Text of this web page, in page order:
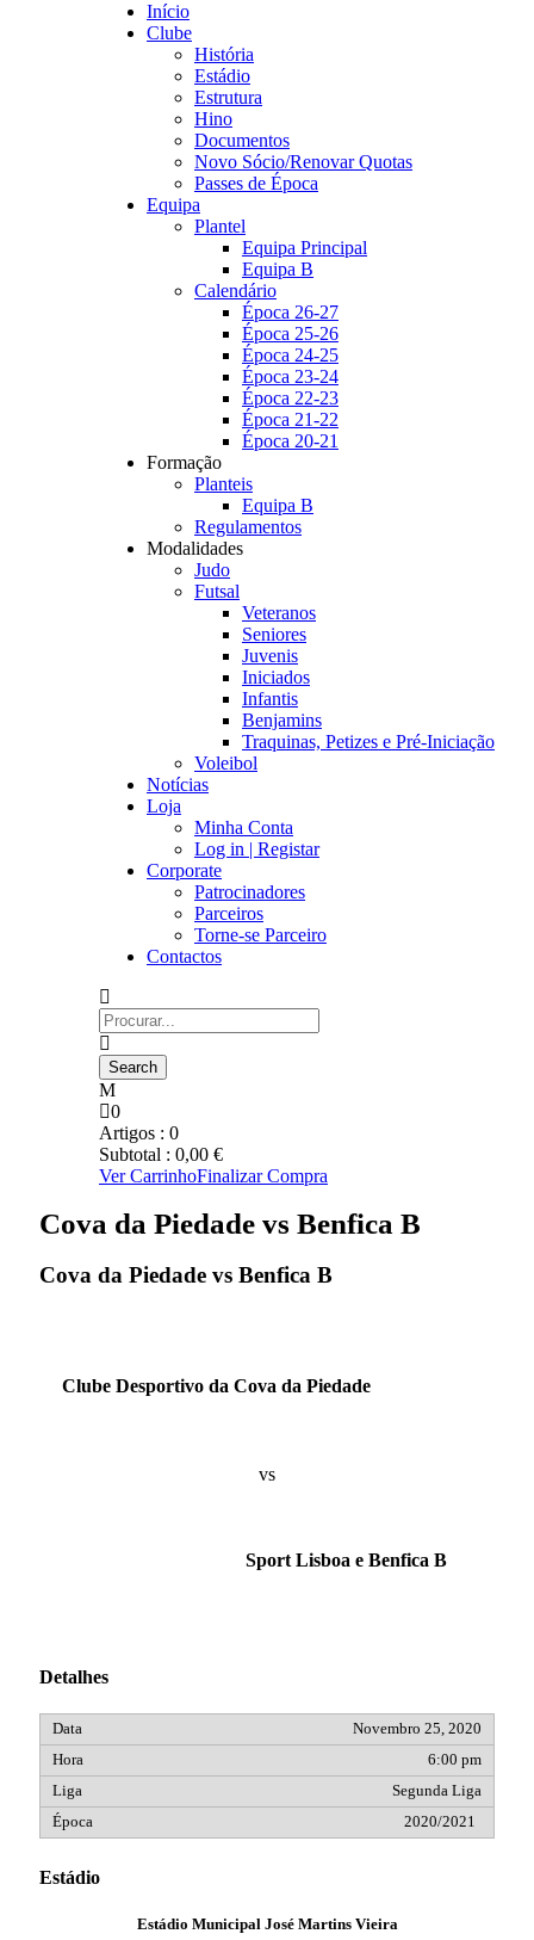
Início
Clube
História
Estádio
Estrutura
Hino
Documentos
Novo Sócio/Renovar Quotas
Passes de Época
Equipa
Plantel
Equipa Principal
Equipa B
Calendário
Época 26-27
Época 25-26
Época 24-25
Época 23-24
Época 22-23
Época 21-22
Época 20-21
Formação
Planteis
Equipa B
Regulamentos
Modalidades
Judo
Futsal
Veteranos
Seniores
Juvenis
Iniciados
Infantis
Benjamins
Traquinas, Petizes e Pré-Iniciação
Voleibol
Notícias
Loja
Minha Conta
Log in | Registar
Corporate
Patrocinadores
Parceiros
Torne-se Parceiro
Contactos
0
Artigos : 0
Subtotal : 0,00 €
Ver CarrinhoFinalizar Compra
Cova da Piedade vs Benfica B
Cova da Piedade vs Benfica B
Clube Desportivo da Cova da Piedade
vs
Sport Lisboa e Benfica B
Detalhes
Novembro 25, 2020
6:00 pm
Segunda Liga
2020/2021
Estádio
Estádio Municipal José Martins Vieira